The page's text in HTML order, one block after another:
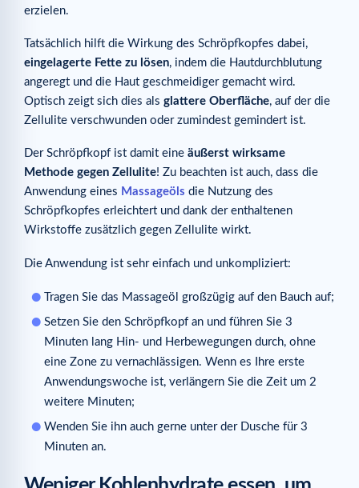
erzielen.
Tatsächlich hilft die Wirkung des Schröpfkopfes dabei,
eingelagerte Fette zu lösen, indem die Hautdurchblutung
angeregt und die Haut geschmeidiger gemacht wird.
Optisch zeigt sich dies als glattere Oberfläche, auf der die
Zellulite verschwunden oder zumindest gemindert ist.
Der Schröpfkopf ist damit eine äußerst wirksame
Methode gegen Zellulite! Zu beachten ist auch, dass die
Anwendung eines Massageöls die Nutzung des
Schröpfkopfes erleichtert und dank der enthaltenen
Wirkstoffe zusätzlich gegen Zellulite wirkt.
Die Anwendung ist sehr einfach und unkompliziert:
Tragen Sie das Massageöl großzügig auf den Bauch auf;
Setzen Sie den Schröpfkopf an und führen Sie 3
Minuten lang Hin- und Herbewegungen durch, ohne
eine Zone zu vernachlässigen. Wenn es Ihre erste
Anwendungswoche ist, verlängern Sie die Zeit um 2
weitere Minuten;
Wenden Sie ihn auch gerne unter der Dusche für 3
Minuten an.